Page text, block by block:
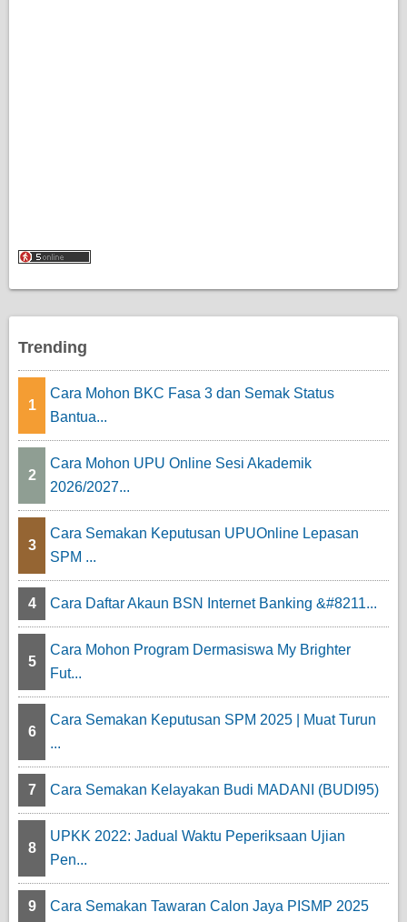
Trending
1
Cara Mohon BKC Fasa 3 dan Semak Status
Bantua...
2
Cara Mohon UPU Online Sesi Akademik
2026/2027...
3
Cara Semakan Keputusan UPUOnline Lepasan
SPM ...
4 Cara Daftar Akaun BSN Internet Banking &#8211...
5
Cara Mohon Program Dermasiswa My Brighter
Fut...
6
Cara Semakan Keputusan SPM 2025 | Muat Turun
...
7 Cara Semakan Kelayakan Budi MADANI (BUDI95)
8
UPKK 2022: Jadual Waktu Peperiksaan Ujian
Pen...
9 Cara Semakan Tawaran Calon Jaya PISMP 2025